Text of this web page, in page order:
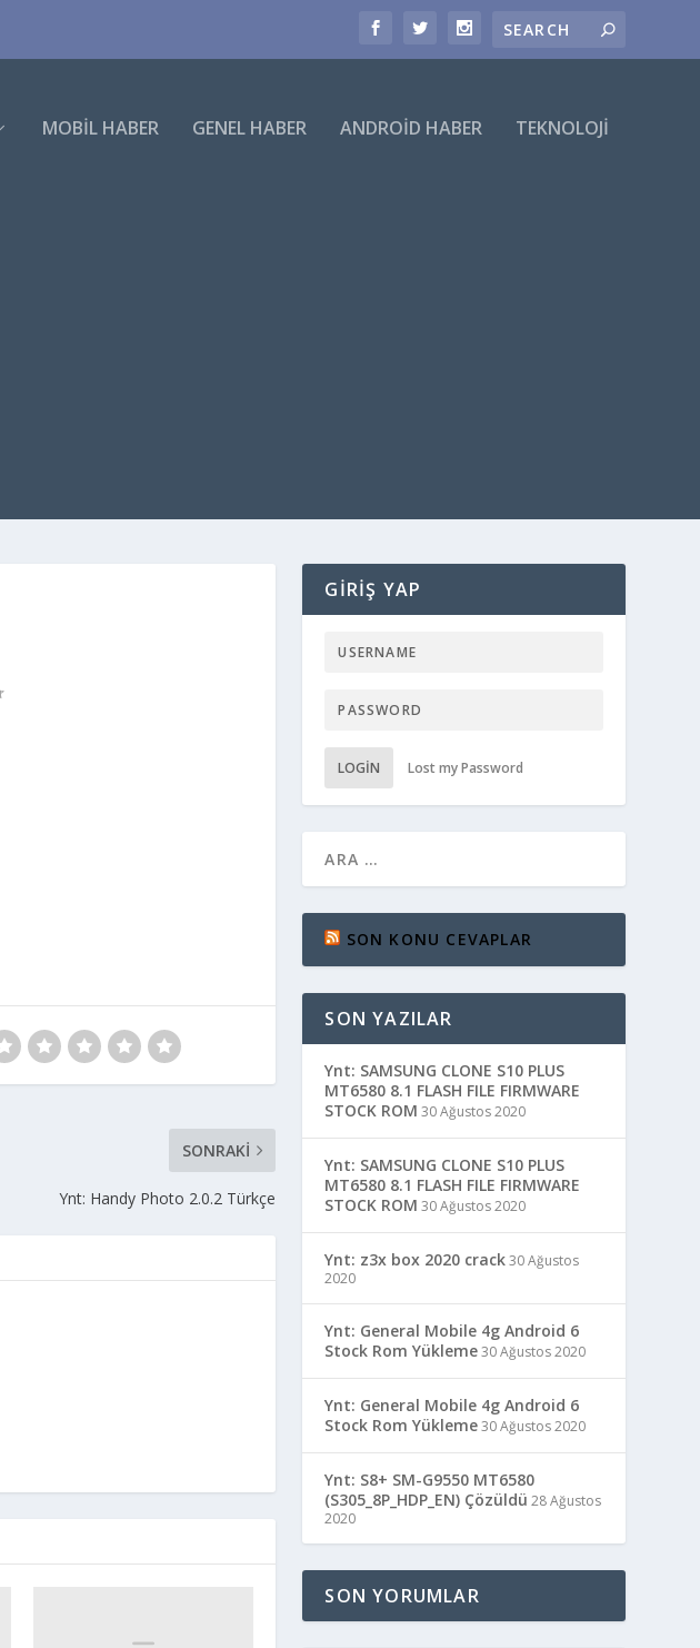
MOBIL HABER GENEL HABER ANDROID HABER TEKNOLOJI
SONRAKI
Ynt: Handy Photo 2.0.2 Türkçe
GIRIŞ YAP
LOGIN Lost my Password
SON KONU CEVAPLAR
SON YAZILAR
Ynt: SAMSUNG CLONE S10 PLUS
MT6580 8.1 FLASH FILE FIRMWARE
STOCK ROM 30 Ağustos 2020
Ynt: SAMSUNG CLONE S10 PLUS
MT6580 8.1 FLASH FILE FIRMWARE
STOCK ROM 30 Ağustos 2020
Ynt: z3x box 2020 crack30 Ağustos
2020
Ynt: General Mobile 4g Android 6
Stock Rom Yükleme30 Ağustos 2020
Ynt: General Mobile 4g Android 6
Stock Rom Yükleme30 Ağustos 2020
Ynt: S8+ SM-G9550 MT6580
(S305_8P_HDP_EN) Çözüldü 28 Ağustos
2020
SON YORUMLAR